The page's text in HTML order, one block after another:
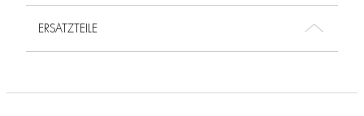
ERSATZTEILE